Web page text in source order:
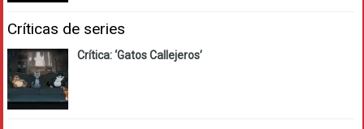
Críticas de series
Crítica: ‘Gatos Callejeros’